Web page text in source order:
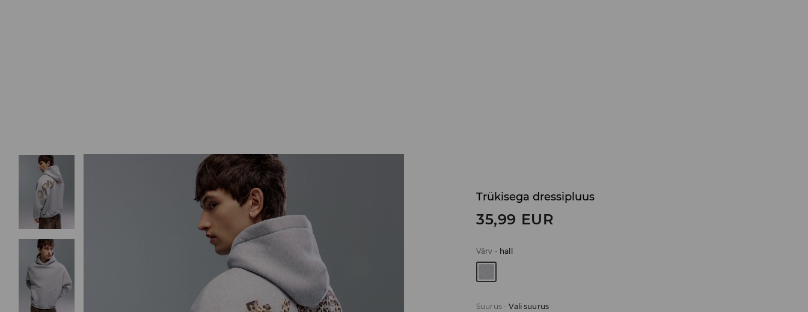
Trükisega dressipluus
35,99 EUR
Värv - hall
Suurus-Vali suurus